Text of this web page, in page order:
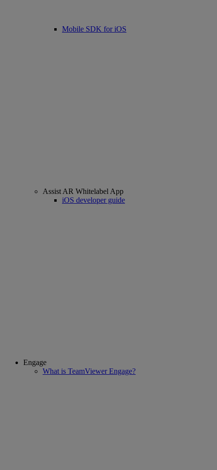
Mobile SDK for iOS
Assist AR Whitelabel App
iOS developer guide
Engage
What is TeamViewer Engage?